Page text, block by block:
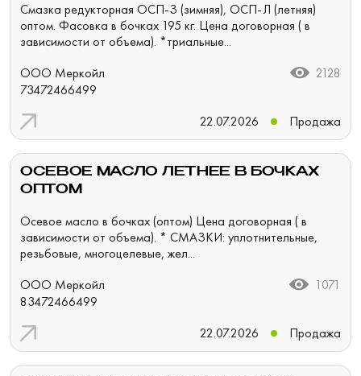
Смазка редукторная ОСП-З (зимняя), ОСП-Л (летняя)
оптом. Фасовка в бочках 195 кг. Цена договорная ( в
зависимости от объема). *триальные...
ООО Меркойл
73472466499
2128
22.07.2026 Продажа
ОСЕВОЕ МАСЛО ЛЕТНЕЕ В БОЧКАХ
ОПТОМ
Осевое масло в бочках (оптом) Цена договорная ( в
зависимости от объема). * СМАЗКИ: уплотнительные,
резьбовые, многоцелевые, жел...
ООО Меркойл
83472466499
1071
22.07.2026 Продажа